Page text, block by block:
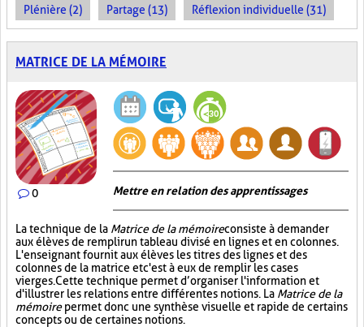
Plénière (2) Partage (13) Réflexion individuelle (31)
MATRICE DE LA MÉMOIRE
0 Mettre en relation des apprentissages
La technique de la Matrice de la mémoireconsiste à demander
aux élèves de remplir un tableau divisé en lignes et en colonnes.
L'enseignant fournit aux élèves les titres des lignes et des
colonnes de la matrice et c'est à eux de remplir les cases
vierges. Cette technique permet d’organiser l'information et
d'illustrer les relations entre différentes notions. La Matrice de la
mémoirepermet donc une synthèse visuelle et rapide de certains
concepts ou de certaines notions.